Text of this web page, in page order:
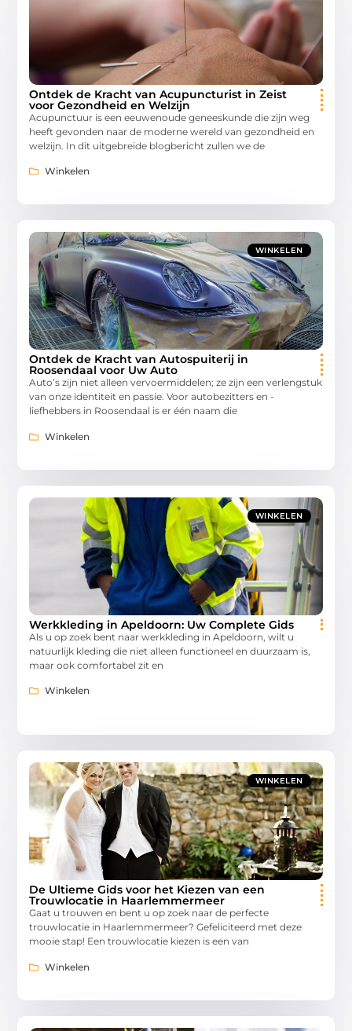
Ontdek de Kracht van Acupuncturist in Zeist
voor Gezondheid en Welzijn
Acupunctuur is een eeuwenoude geneeskunde die zijn weg
heeft gevonden naar de moderne wereld van gezondheid en
welzijn. In dit uitgebreide blogbericht zullen we de
Winkelen
WINKELEN
Ontdek de Kracht van Autospuiterij in
Roosendaal voor Uw Auto
Auto’s zijn niet alleen vervoermiddelen; ze zijn een verlengstuk
van onze identiteit en passie. Voor autobezitters en -
liefhebbers in Roosendaal is er één naam die
Winkelen
WINKELEN
Werkkleding in Apeldoorn: Uw Complete Gids
Als u op zoek bent naar werkkleding in Apeldoorn, wilt u
natuurlijk kleding die niet alleen functioneel en duurzaam is,
maar ook comfortabel zit en
Winkelen
WINKELEN
De Ultieme Gids voor het Kiezen van een
Trouwlocatie in Haarlemmermeer
Gaat u trouwen en bent u op zoek naar de perfecte
trouwlocatie in Haarlemmermeer? Gefeliciteerd met deze
mooie stap! Een trouwlocatie kiezen is een van
Winkelen